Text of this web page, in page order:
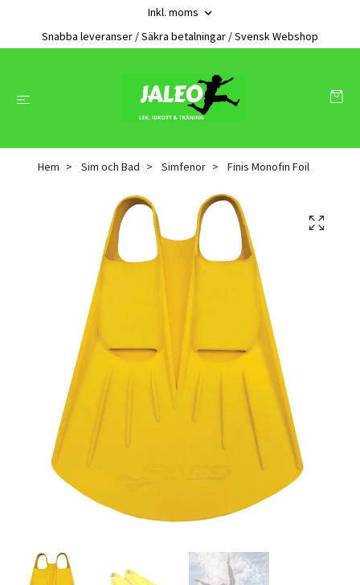
Inkl. moms
Snabba leveranser / Säkra betalningar / Svensk Webshop
Hem Sim och Bad Simfenor Finis Monofin Foil